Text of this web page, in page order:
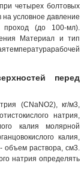
четырех болтовых
условное давление
(до 100-мл).
Материал и тип
перед
(СNaNO2), кг/м3,
натрия,
калия молярной
калия,
объем раствора, см3.
натрия определять